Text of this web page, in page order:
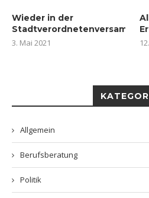
Wieder in der
3. Mai 2021
Allgemein
Berufsberatung
Politik